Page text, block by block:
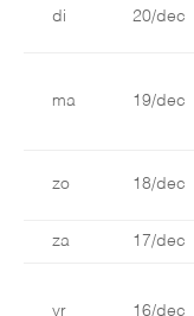
di 20/dec
ma 19/dec
zo 18/dec
za 17/dec
vr 16/dec